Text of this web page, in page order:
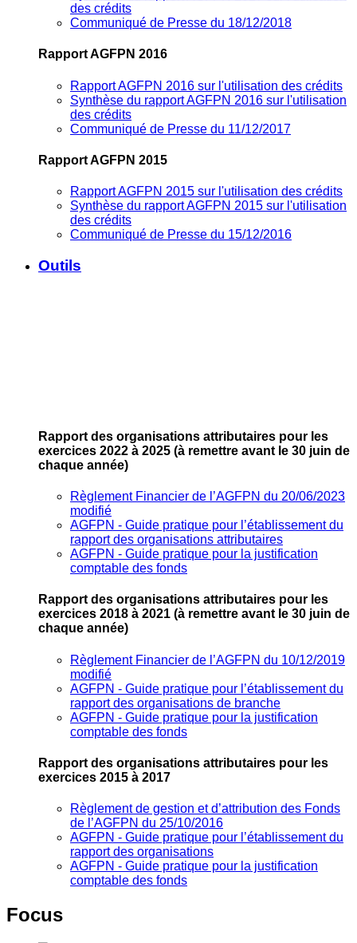
des crédits
Communiqué de Presse du 18/12/2018
Rapport AGFPN 2016
Rapport AGFPN 2016 sur l'utilisation des crédits
Synthèse du rapport AGFPN 2016 sur l'utilisation
des crédits
Communiqué de Presse du 11/12/2017
Rapport AGFPN 2015
Rapport AGFPN 2015 sur l'utilisation des crédits
Synthèse du rapport AGFPN 2015 sur l'utilisation
des crédits
Communiqué de Presse du 15/12/2016
Outils
Rapport des organisations attributaires pour les
exercices 2022 à 2025 (à remettre avant le 30 juin de
chaque année)
Règlement Financier de l’AGFPN du 20/06/2023
modifié
AGFPN ‐ Guide pratique pour l’établissement du
rapport des organisations attributaires
AGFPN ‐ Guide pratique pour la justification
comptable des fonds
Rapport des organisations attributaires pour les
exercices 2018 à 2021 (à remettre avant le 30 juin de
chaque année)
Règlement Financier de l’AGFPN du 10/12/2019
modifié
AGFPN ‐ Guide pratique pour l’établissement du
rapport des organisations de branche
AGFPN ‐ Guide pratique pour la justification
comptable des fonds
Rapport des organisations attributaires pour les
exercices 2015 à 2017
Règlement de gestion et d’attribution des Fonds
de l’AGFPN du 25/10/2016
AGFPN ‐ Guide pratique pour l’établissement du
rapport des organisations
AGFPN ‐ Guide pratique pour la justification
comptable des fonds
Focus